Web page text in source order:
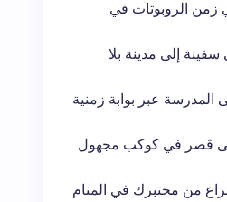
الروبوتات في
إلى مدينة بلا
المدرسة عبر بوابة زمنية
قصر في كوكب مجهول
من مختبرك في المنام